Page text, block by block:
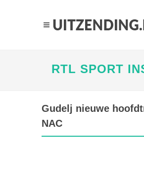
RTL SPORT
Gudelj nieuwe
NAC